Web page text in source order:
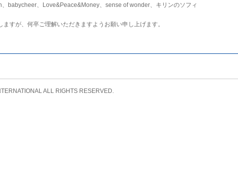
babycheer、Love&Peace&Money、sense of wonder、キリンのソフィ
すが、何卒ご理解いただきますようお願い申し上げます。